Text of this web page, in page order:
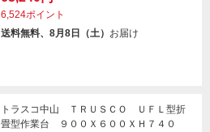
6,524ポイント
送料無料、8月8日（土） お届け
トラスコ中山 ＴＲＵＳＣＯ ＵＦＬ型折
畳型作業台 ９００Ｘ６００ＸＨ７４０